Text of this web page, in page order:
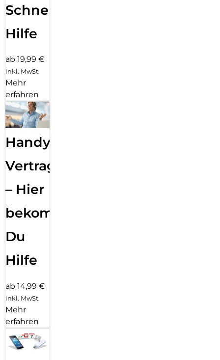
Schnelle
Hilfe
ab 19,99 €
inkl. MwSt.
Mehr
erfahren
Handy
Vertragsabwicklung
– Hier
bekommst
Du
Hilfe
ab 14,99 €
inkl. MwSt.
Mehr
erfahren